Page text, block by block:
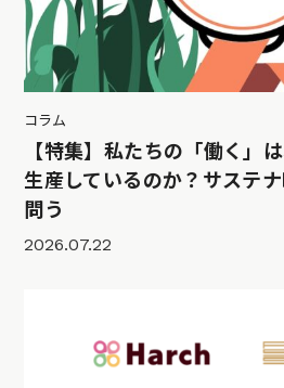
コラム
【特集】私たちの「働く」
生産しているのか？サステ
問う
2026.07.22